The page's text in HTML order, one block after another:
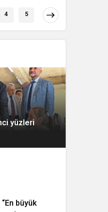
4 5
yüzleri
büyük